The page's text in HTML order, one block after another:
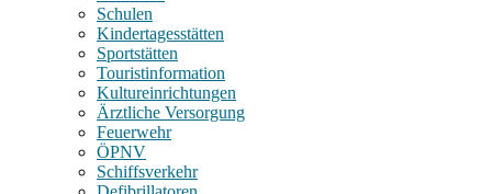
Schulen
Kindertagesstätten
Sportstätten
Touristinformation
Kultureinrichtungen
Ärztliche Versorgung
Feuerwehr
ÖPNV
Schiffsverkehr